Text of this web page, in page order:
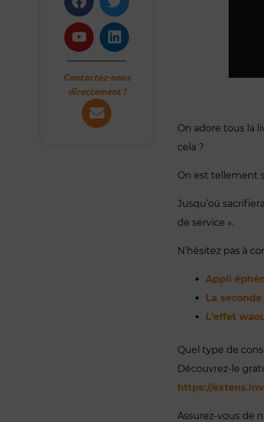
Contactez-nous
directement !
On adore tous la
cela ?
On est tellement
Jusqu’où
de service ».
N’hésitez pas à
Appli
La
L’effet
Quel type de
Découvrez-le
https://
Assurez-vous de